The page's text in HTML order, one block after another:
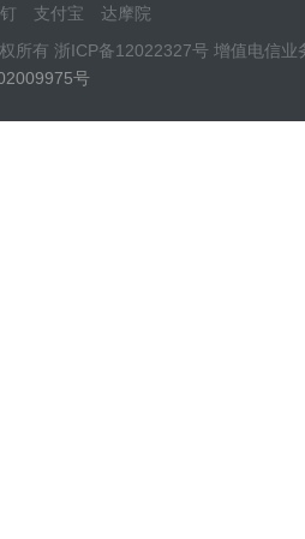
支付宝
达摩院
所有 浙ICP备12022327号 增值电信业
号